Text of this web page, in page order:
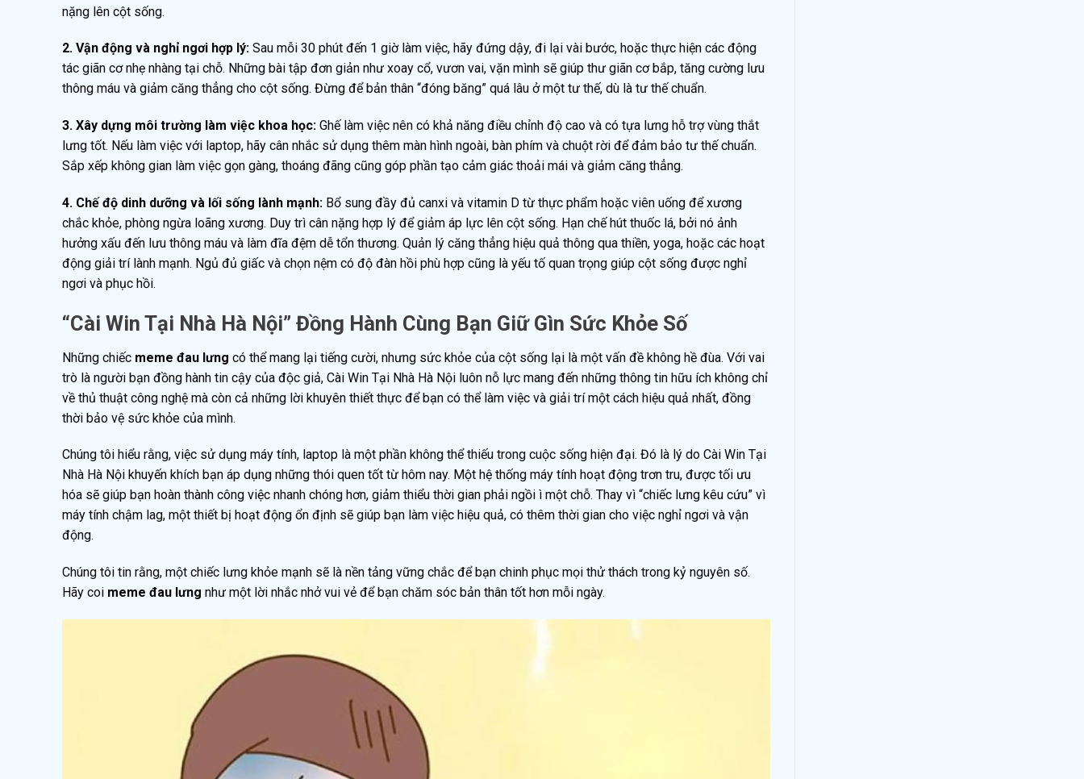
nặng lên cột sống.
2. Vận động và nghỉ ngơi hợp lý: Sau mỗi 30 phút đến 1 giờ làm việc, hãy đứng dậy, đi lại vài bước, hoặc thực hiện các động
tác giãn cơ nhẹ nhàng tại chỗ. Những bài tập đơn giản như xoay cổ, vươn vai, vặn mình sẽ giúp thư giãn cơ bắp, tăng cường lưu
thông máu và giảm căng thẳng cho cột sống. Đừng để bản thân “đóng băng” quá lâu ở một tư thế, dù là tư thế chuẩn.
3. Xây dựng môi trường làm việc khoa học: Ghế làm việc nên có khả năng điều chỉnh độ cao và có tựa lưng hỗ trợ vùng thắt
lưng tốt. Nếu làm việc với laptop, hãy cân nhắc sử dụng thêm màn hình ngoài, bàn phím và chuột rời để đảm bảo tư thế chuẩn.
Sắp xếp không gian làm việc gọn gàng, thoáng đãng cũng góp phần tạo cảm giác thoải mái và giảm căng thẳng.
4. Chế độ dinh dưỡng và lối sống lành mạnh: Bổ sung đầy đủ canxi và vitamin D từ thực phẩm hoặc viên uống để xương
chắc khỏe, phòng ngừa loãng xương. Duy trì cân nặng hợp lý để giảm áp lực lên cột sống. Hạn chế hút thuốc lá, bởi nó ảnh
hưởng xấu đến lưu thông máu và làm đĩa đệm dễ tổn thương. Quản lý căng thẳng hiệu quả thông qua thiền, yoga, hoặc các hoạt
động giải trí lành mạnh. Ngủ đủ giấc và chọn nệm có độ đàn hồi phù hợp cũng là yếu tố quan trọng giúp cột sống được nghỉ
ngơi và phục hồi.
“Cài Win Tại Nhà Hà Nội” Đồng Hành Cùng Bạn Giữ Gìn Sức Khỏe Số
Những chiếc meme đau lưng có thể mang lại tiếng cười, nhưng sức khỏe của cột sống lại là một vấn đề không hề đùa. Với vai
trò là người bạn đồng hành tin cậy của độc giả, Cài Win Tại Nhà Hà Nội luôn nỗ lực mang đến những thông tin hữu ích không chỉ
về thủ thuật công nghệ mà còn cả những lời khuyên thiết thực để bạn có thể làm việc và giải trí một cách hiệu quả nhất, đồng
thời bảo vệ sức khỏe của mình.
Chúng tôi hiểu rằng, việc sử dụng máy tính, laptop là một phần không thể thiếu trong cuộc sống hiện đại. Đó là lý do Cài Win Tại
Nhà Hà Nội khuyến khích bạn áp dụng những thói quen tốt từ hôm nay. Một hệ thống máy tính hoạt động trơn tru, được tối ưu
hóa sẽ giúp bạn hoàn thành công việc nhanh chóng hơn, giảm thiểu thời gian phải ngồi ì một chỗ. Thay vì “chiếc lưng kêu cứu” vì
máy tính chậm lag, một thiết bị hoạt động ổn định sẽ giúp bạn làm việc hiệu quả, có thêm thời gian cho việc nghỉ ngơi và vận
động.
Chúng tôi tin rằng, một chiếc lưng khỏe mạnh sẽ là nền tảng vững chắc để bạn chinh phục mọi thử thách trong kỷ nguyên số.
Hãy coi meme đau lưng như một lời nhắc nhở vui vẻ để bạn chăm sóc bản thân tốt hơn mỗi ngày.